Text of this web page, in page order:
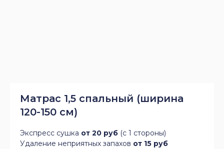
Матрас 1,5 спальный (ширина
120-150 см)
Экспресс сушка от 20 руб (с 1 стороны)
Удаление неприятных запахов от 15 руб